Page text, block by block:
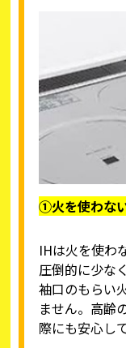
①火を使わな
IHは火を使わ
圧倒的に少な
袖口のもらい
ません。高齢
際にも安心し